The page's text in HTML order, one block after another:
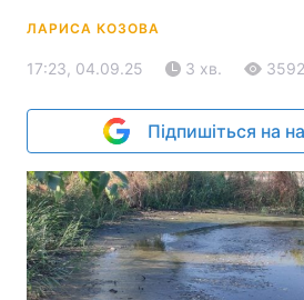
ЛАРИСА КОЗОВА
17:23, 04.09.25 3 хв.
Підпишіться на